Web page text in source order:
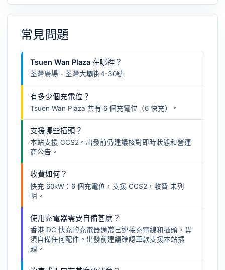
常見問題
Tsuen Wan Plaza 在哪裡？
荃灣廣場 - 荃灣大壩街4-30號
有多少個充電位？
Tsuen Wan Plaza 共有 6 個充電位（6 快充）。
支援哪些插頭？
本站支援 CCS2。出發前仍建議核對即時狀態和營運
商公告。
收費如何？
快充 60kW：6 個充電位，支援 CCS2，收費 未列
明。
使用充電器需要自備甚麼？
香港 DC 快充的充電器通常已連接充電線和插頭，毋
須自備任何配件。出發前建議確認車款支援本站插
頭。